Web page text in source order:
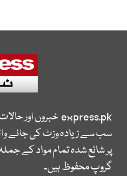
express.pkخبروں اور
سب سے زیادہ وزٹ کی جانے
پر شائع شدہ تمام مواد کے
گروپ محفوظ ہیں۔